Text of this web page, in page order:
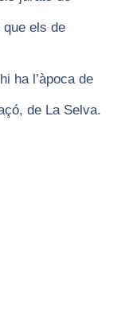
que els de
ha l’àpoca de
de La Selva.